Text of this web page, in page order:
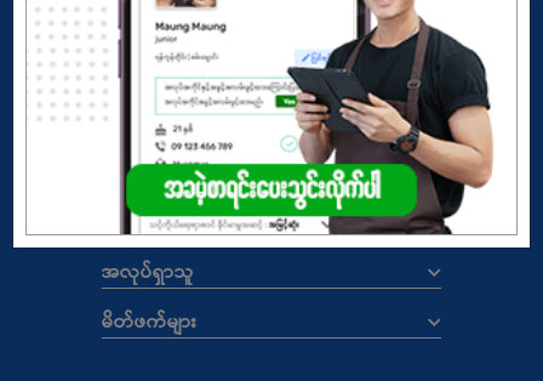
Copyright© 2026 ALOTE.com.mm
မူဝါဒ| စည်းကမ်းနှင့်သတ်မှတ်ချက်များ
ALOTE.COM.MM
အလုပ်ရှင်များ
အလုပ်ရှာသူ
မိတ်ဖက်များ